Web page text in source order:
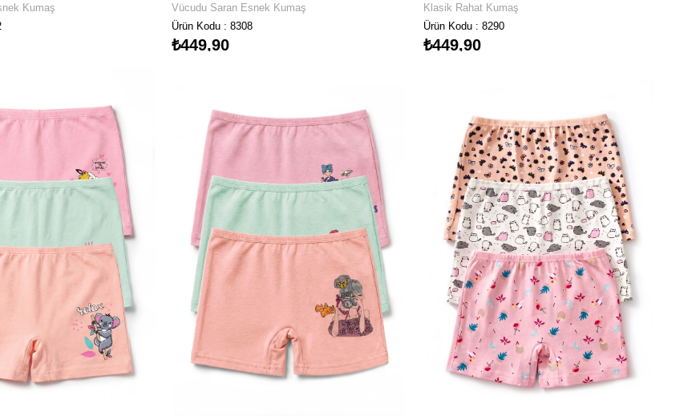
Kumaş
Vücudu Saran Esnek Kumaş
Ürün Kodu : 8308
₺449,90
Klasik Rahat Kumaş
Ürün Kodu : 8290
₺449,90